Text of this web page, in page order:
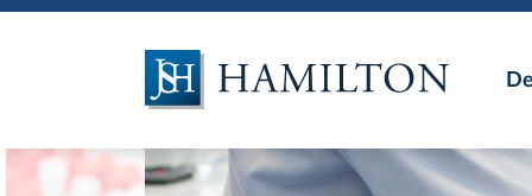
Industria alimentară